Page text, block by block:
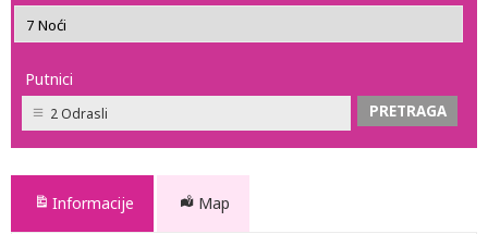
Putnici
2 Odrasli
Informacije Map